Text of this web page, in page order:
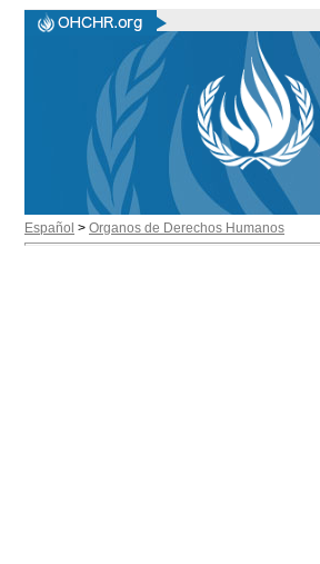
Español > Organos de Derechos Humanos